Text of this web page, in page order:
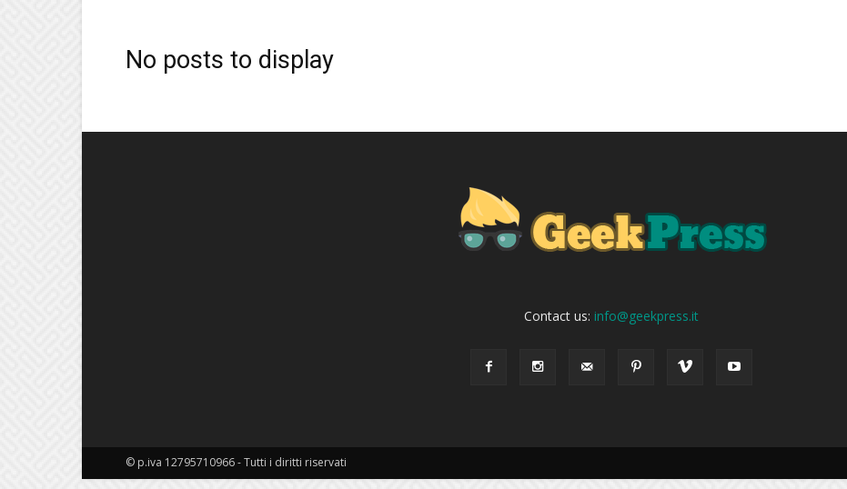
No posts to display
Contact us: info@geekpress.it
© p.iva 12795710966 - Tutti i diritti riservati